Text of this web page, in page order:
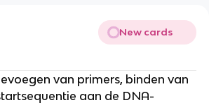
New cards
van primers, binden van
aan de DNA-